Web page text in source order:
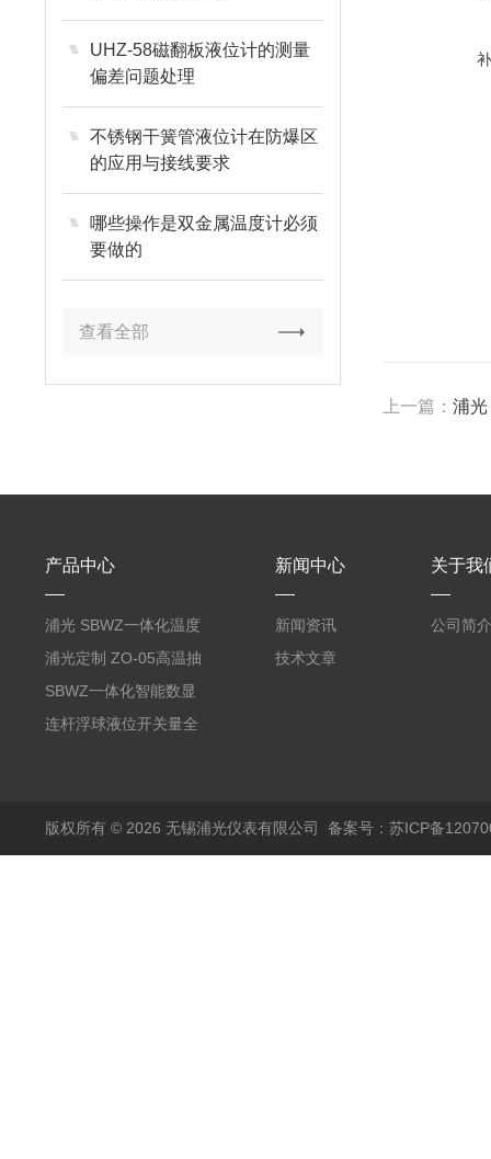
UHZ-58磁翻板液位计的测量
偏差问题处理
不锈钢干簧管液位计在防爆区
的应用与接线要求
哪些操作是双金属温度计必须
要做的
查看全部
上一篇：浦
产品中心
浦光 SBWZ一体化温度
变送器传感器 防爆热电
阻PT100 数显远传4-
20mA2
浦光定制 ZO-05高温抽
气式氧化锆分析仪 防爆
耐腐蚀检测仪
SBWZ一体化智能数显
温度变送器传感器防爆
连杆浮球液位开关量全
新闻中心
新闻资讯
技术文章
关于我
公司简介
版权所有 © 2026 无锡浦光仪表有限公司 备案号：苏ICP备